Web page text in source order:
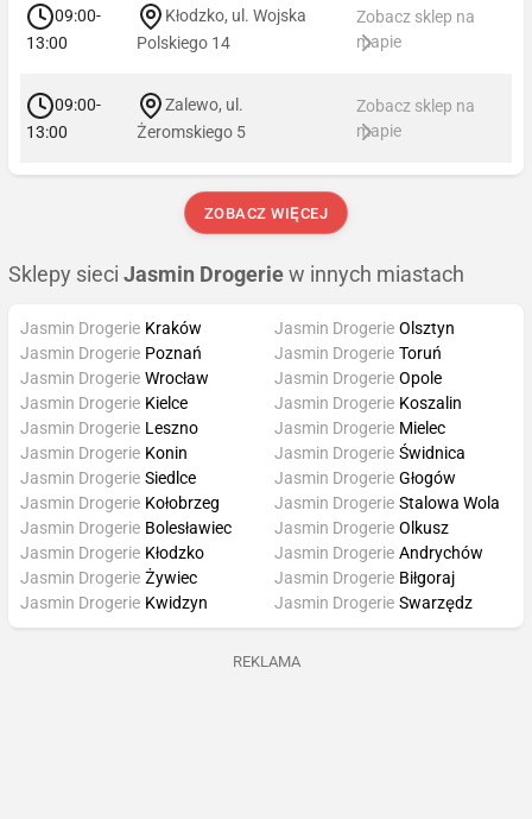
09:00-
13:00
Kłodzko, ul. Wojska
Polskiego 14
Zobacz sklep na
mapie
09:00-
13:00
Zalewo, ul.
Żeromskiego 5
Zobacz sklep na
mapie
ZOBACZ WIĘCEJ
Sklepy sieci Jasmin Drogerie w innych miastach
Jasmin Drogerie Kraków
Jasmin Drogerie Poznań
Jasmin Drogerie Wrocław
Jasmin Drogerie Kielce
Jasmin Drogerie Olsztyn
Jasmin Drogerie Toruń
Jasmin Drogerie Opole
Jasmin Drogerie Koszalin
Jasmin Drogerie Leszno
Jasmin Drogerie Konin
Jasmin Drogerie Siedlce
Jasmin Drogerie Kołobrzeg
Jasmin Drogerie Mielec
Jasmin Drogerie Świdnica
Jasmin Drogerie Głogów
Jasmin Drogerie Stalowa Wola
Jasmin Drogerie Bolesławiec
Jasmin Drogerie Kłodzko
Jasmin Drogerie Żywiec
Jasmin Drogerie Kwidzyn
Jasmin Drogerie Olkusz
Jasmin Drogerie Andrychów
Jasmin Drogerie Biłgoraj
Jasmin Drogerie Swarzędz
REKLAMA